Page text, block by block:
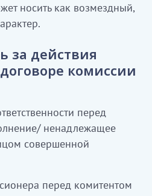
носить как возмездный,
за действия
комиссии
перед
ненадлежащее
совершенной
перед комитентом